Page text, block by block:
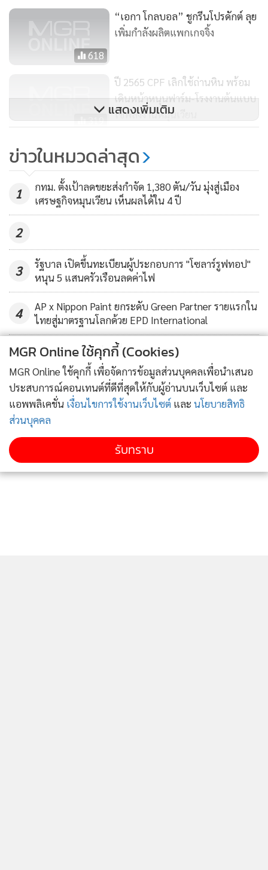
“การลงนามบันทึกข้อตกลงในวันนี้เป็นก้าวสำคัญเพื่อขับเคลื่อน
สังคมและเศรษฐกิจคาร์บอนต่ำ ที่บางจากฯ ได้นำเอาความ
เชี่ยวชาญด้านเทคโนโลยีและประสบการณ์ในการกลั่นผลิตภัณฑ์
เชิงอุตสาหกรรมเชื้อเพลิงการบิน และความชำนาญในธุรกิจเอทา
นอลของบริษัท บีบีจีไอฯ ซึ่งเป็นผู้นำในอุตสาหกรรมพลังงานเชื้อ
เพลิงชีวภาพและกำลังรุกเข้าสู่ธุรกิจผลิตภัณฑ์ชีวภาพมูลค่าสูง มา
ร่วมพัฒนาผลิตภัณฑ์ SAF สนับสนุนอุตสาหกรรมการบินที่ยั่งยืน
ดัดแปลงเครื่องยนต์ใดๆ” นายชัยวัฒน์ กล่าว
นายกิตติพงศ์ ลิ่มสุวรรณโรจน์ ประธานเจ้าหน้าที่บริหารและ
กรรมการผู้จัดการใหญ่ บริษัท บีบีจีไอ จำกัด (มหาชน)
สำคัญในการส่งเสริมและผลักดันผลิตภัณฑ์ชีวภาพในประเทศให้
มีมูลค่าสูงขึ้น จากวัตถุดิบภาคการเกษตรที่มีอยู่มากมาย พัฒนา
เป็นเชื้อเพลิงคาร์บอนต่ำที่มีประโยชน์มหาศาลต่ออุตสาหกรรม
การบิน โดยองค์ความรู้ในการผลิต SAF นี้ มีฟูเซลแอลกอฮอล์
ผลิตภัณฑ์พลอยได้จากกระบวนการกลั่นเอทานอลเป็นวัตถุดิบ
ซึ่งบีบีจีไอฯ มีโรงงานผลิตและจัดจำหน่ายไบโอดีเซลและเอทา
นอล ด้วยโรงงานผลิตไบโอดีเซลกำลังการผลิตรวม 1,000,000
ลิตรต่อวัน และโรงงานผลิตเอทานอลที่มีกำลังการผลิตรวม
สำหรับเอทานอลทั้งหมด 600,000 ลิตรต่อวัน ทำให้มีความ
เชี่ยวชาญเต็มศักยภาพและพร้อมสนับสนุนการศึกษาครั้งนี้ เพื่อ
เพิ่มมูลค่าจากกระบวนการผลิตเอทานอลและสนับสนุน
นวัตกรรมพลังงานสีเขียว ร่วมเป็นส่วนหนึ่งในการมุ่งสู่เป้าหมาย
Net Zero ในนามกลุ่มบางจากฯ
618
“เอกา โกลบอล” ชูกรีนโปรดักต์ ลุย
เพิ่มกำลังผลิตแพกเกจจิ้ง
319
ปี 2565 CPF เลิกใช้ถ่านหิน พร้อม
เดินหน้าหนุนฟาร์ม-โรงงานต้นแบบ
ใช้พลังงานหมุนเวียน
361
ถ่านดูดกลิ่น 3 IN 1 จากวัสดุเหลือทิ้ง
เป็นมิตรต่อสิ่งแวดล้อม
แสดงเพิ่มเติม
ข่าวในหมวดล่าสุด
1
กทม. ตั้งเป้าลดขยะส่งกำจัด 1,380 ตัน/วัน มุ่งสู่เมือง
เศรษฐกิจหมุนเวียน เห็นผลได้ใน 4 ปี
2
3
รัฐบาล เปิดขึ้นทะเบียนผู้ประกอบการ "โซลาร์รูฟทอป"
หนุน 5 แสนครัวเรือนลดค่าไฟ
4
AP x Nippon Paint ยกระดับ Green Partner รายแรกใน
ไทยสู่มาตรฐานโลกด้วย EPD International
ข่าวอื่นในหมวด
MGR Online ใช้คุกกี้ (Cookies)
MGR Online ใช้คุกกี้ เพื่อจัดการข้อมูลส่วนบุคคลเพื่อนำเสนอ
ประสบการณ์คอนเทนต์ที่ดีที่สุดให้กับผู้อ่านบนเว็บไซต์ และ
แอพพลิเคชั่น เงื่อนไขการใช้งานเว็บไซต์ และ นโยบายสิทธิ
ส่วนบุคคล
รับทราบ